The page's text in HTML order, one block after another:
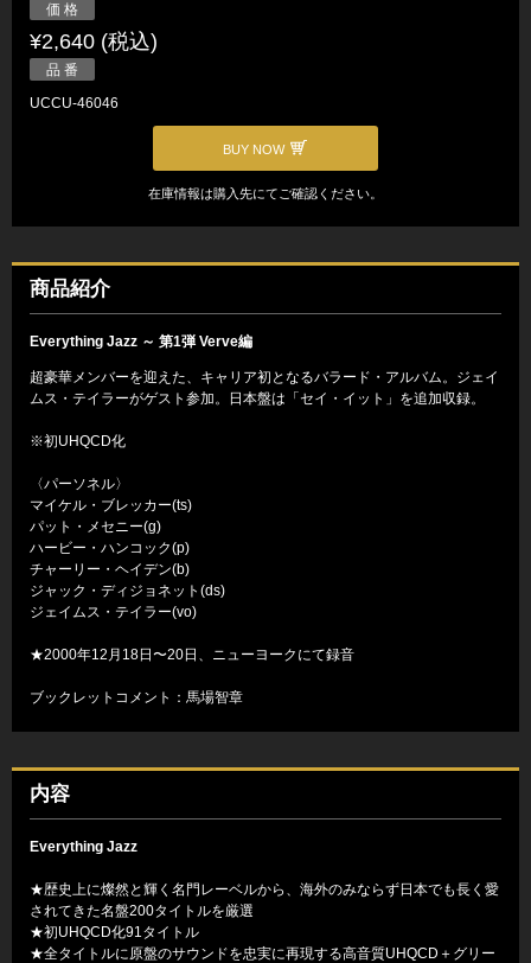
価 格
¥2,640 (税込)
品 番
UCCU-46046
BUY NOW
在庫情報は購入先にてご確認ください。
商品紹介
Everything Jazz ～ 第1弾 Verve編
超豪華メンバーを迎えた、キャリア初となるバラード・アルバム。ジェイ
ムス・テイラーがゲスト参加。日本盤は「セイ・イット」を追加収録。
※初UHQCD化
〈パーソネル〉
マイケル・ブレッカー(ts)
パット・メセニー(g)
ハービー・ハンコック(p)
チャーリー・ヘイデン(b)
ジャック・ディジョネット(ds)
ジェイムス・テイラー(vo)
★2000年12月18日〜20日、ニューヨークにて録音
ブックレットコメント：馬場智章
内容
Everything Jazz
★歴史上に燦然と輝く名門レーベルから、海外のみならず日本でも長く愛
されてきた名盤200タイトルを厳選
★初UHQCD化91タイトル
★全タイトルに原盤のサウンドを忠実に再現する高音質UHQCD＋グリー